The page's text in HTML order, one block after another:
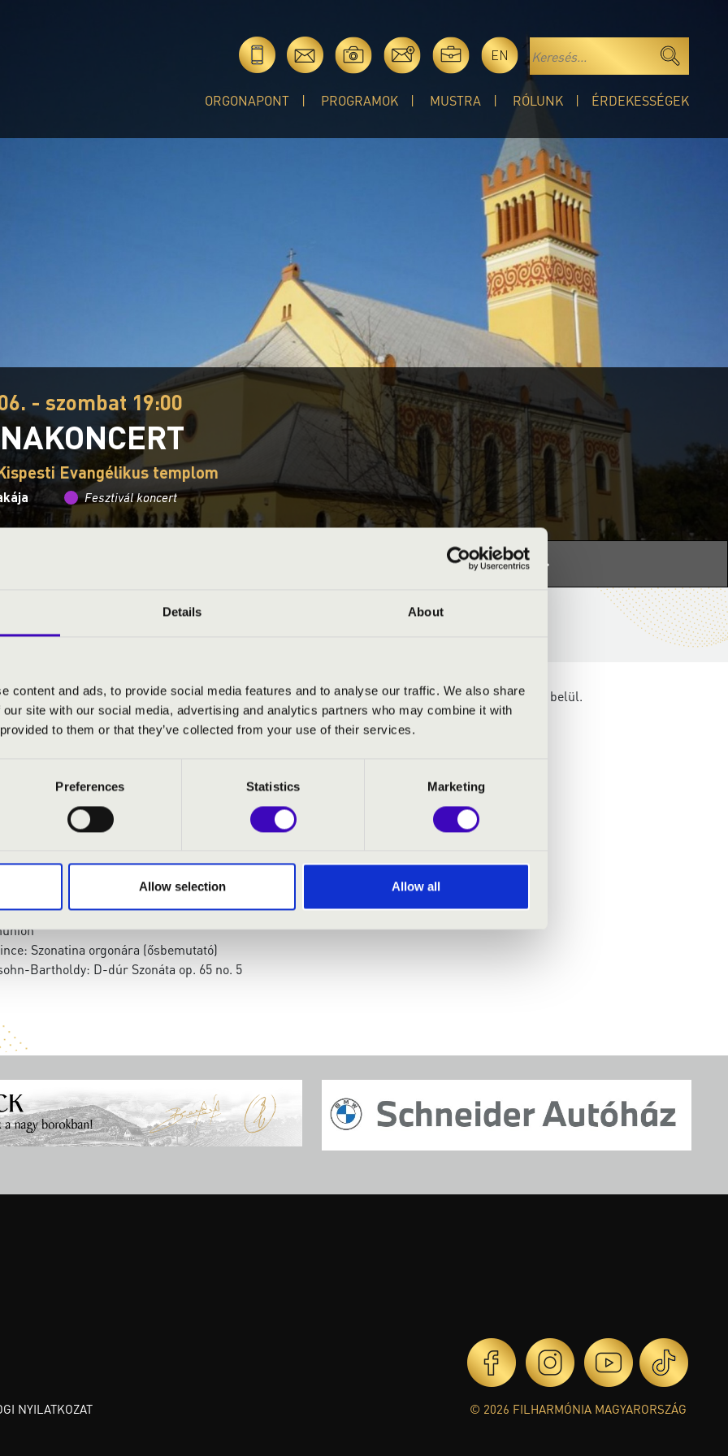
Details About
content and ads, to provide social media features and to analyse our traffic. We also share
site with our social media, advertising and analytics partners who may combine it with
to them or that they’ve collected from your use of their services.
Preferences Statistics Marketing
Allow selection Allow all
EN
ORGONAPONT PROGRAMOK MUSTRA RÓLUNK ÉRDEKESSÉGEK
- szombat 19:00
Evangélikus templom
Fesztivál koncert
Orgonák éjszakája »
Templom most felújított orgonája hosszú ideje először fog megszólalni koncert keretein belül.
Máté: Koncertnyitány az Orgonák Éjszakájára
és Fuga, BWV 561 T.
Szonatina orgonára (ősbemutató)
Bartholdy: D-dúr Szonáta op. 65 no. 5
NYILATKOZAT © 2026 FILHARMÓNIA MAGYARORSZÁG